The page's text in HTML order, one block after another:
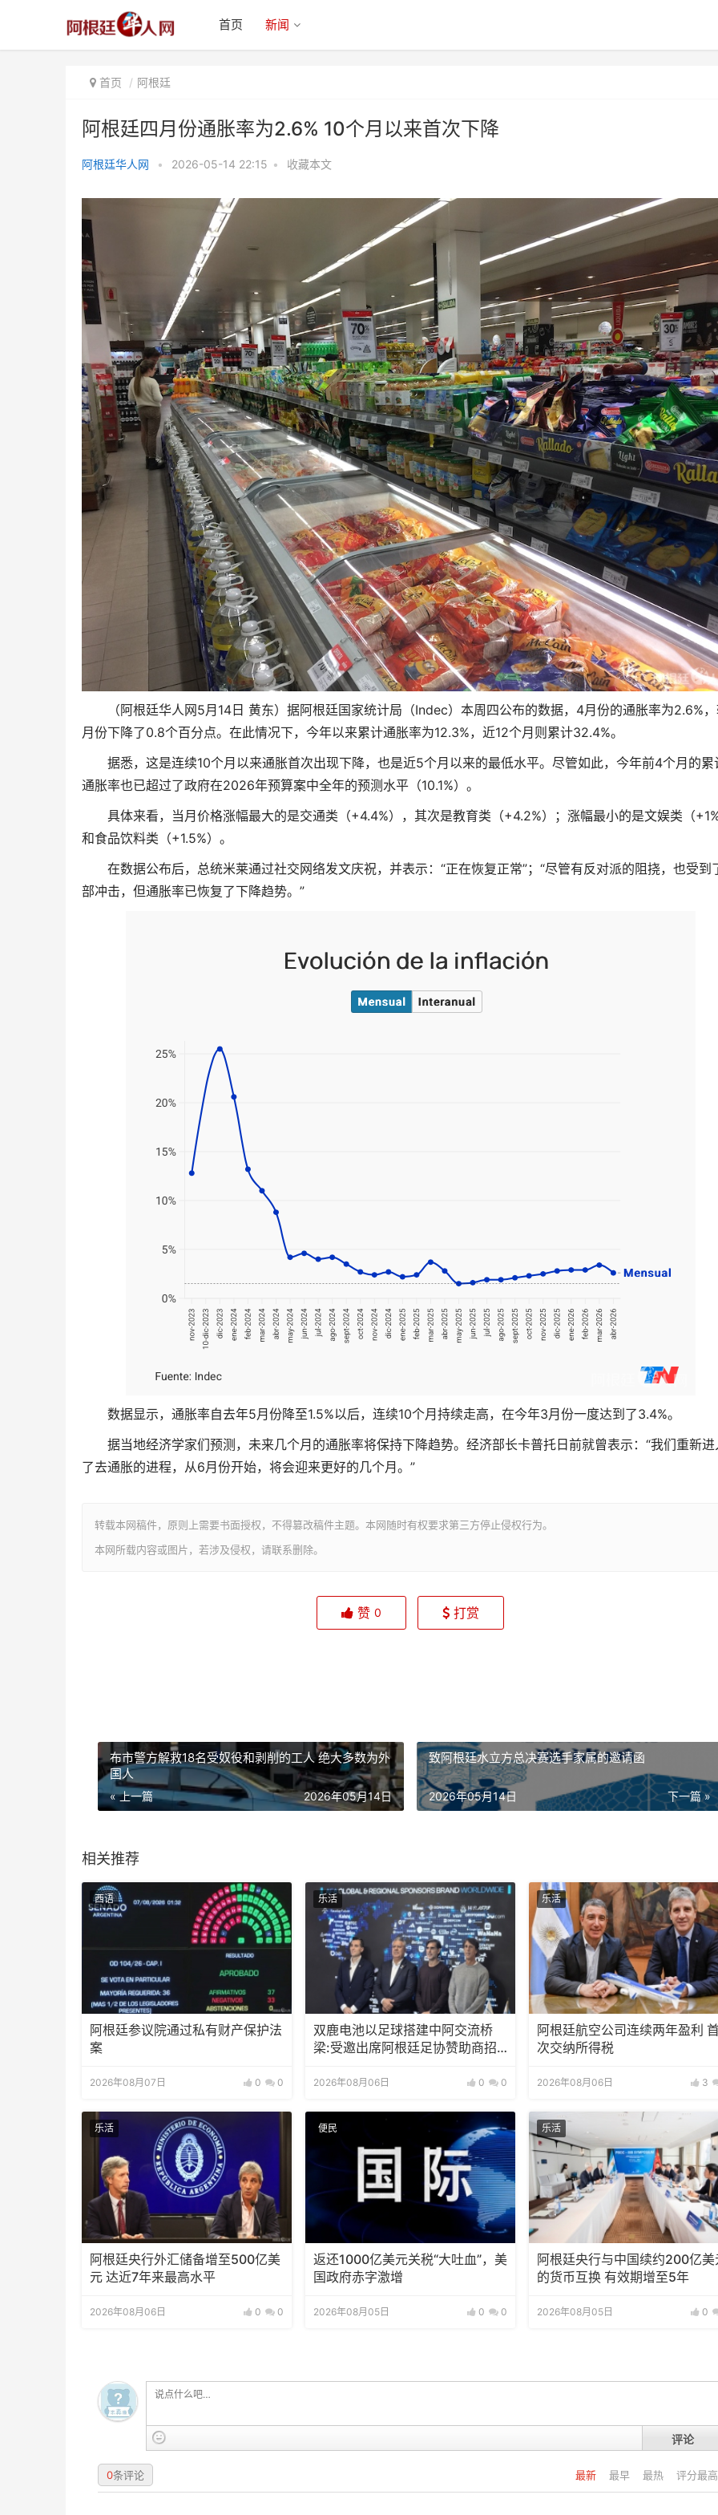
首页 新闻
首页 阿根廷
阿根廷四月份通胀率为2.6% 10个月以来首次下降
阿根廷华人网 • 2026-05-14 22:15 • 收藏本文
（阿根廷华人网5月14日 黄东）据阿根廷国家统计局（Indec）本周四公布的数据，4月份的通胀率为2.6%
月份下降了0.8个百分点。在此情况下，今年以来累计通胀率为12.3%，近12个月则累计32.4%。
据悉，这是连续10个月以来通胀首次出现下降，也是近5个月以来的最低水平。尽管如此，今年前4个月的累
通胀率也已超过了政府在2026年预算案中全年的预测水平（10.1%）。
具体来看，当月价格涨幅最大的是交通类（+4.4%），其次是教育类（+4.2%）；涨幅最小的是文娱类（
和食品饮料类（+1.5%）。
在数据公布后，总统米莱通过社交网络发文庆祝，并表示：“正在恢复正常”；“尽管有反对派的阻挠，也受到
部冲击，但通胀率已恢复了下降趋势。”
数据显示，通胀率自去年5月份降至1.5%以后，连续10个月持续走高，在今年3月份一度达到了3.4%。
据当地经济学家们预测，未来几个月的通胀率将保持下降趋势。经济部长卡普托日前就曾表示：“我们重新进
了去通胀的进程，从6月份开始，将会迎来更好的几个月。”
转载本网稿件，原则上需要书面授权，不得篡改稿件主题。本网随时有权要求第三方停止侵权行为。
本网所载内容或图片，若涉及侵权，请联系删除。
月以来首次下降
赞 0 打赏
布市警方解救18名受奴役和剥削的工人 绝大多数为外
国人
« 上一篇 2026年05月14日
致阿根廷水立方总决赛选手家属的邀请函
下一篇 »
2026年05月14日
相关推荐
西语
阿根廷参议院通过私有财产保护法
案
2026年08月07日 0 0
乐活
双鹿电池以足球搭建中阿交流桥
梁:受邀出席阿根廷足协赞助商招
2026年08月06日 0 0
乐活
阿根廷航空公司连续两年盈利
次交纳所得税
2026年08月06日 3
乐活
阿根廷央行外汇储备增至500亿美
元 达近7年来最高水平
2026年08月06日 0 0
便民
返还1000亿美元关税“大吐血”，美
国政府赤字激增
2026年08月05日 0 0
乐活
阿根廷央行与中国续约200亿美
的货币互换 有效期增至5年
2026年08月05日 0
评论
最新 最早 最热 评分最高
0条评论